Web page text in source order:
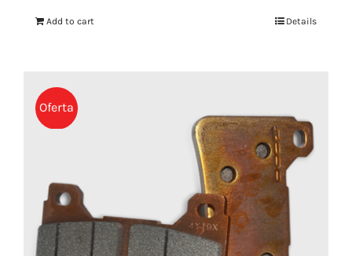
Add to cart Details
Oferta